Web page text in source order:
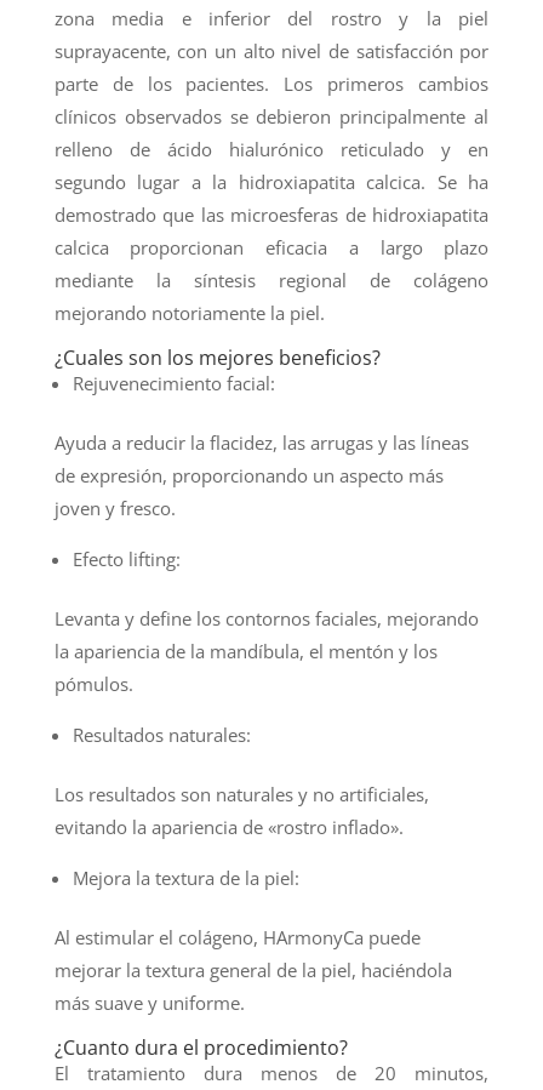
zona media e inferior del rostro y la piel
suprayacente, con un alto nivel de satisfacción por
parte de los pacientes. Los primeros cambios
clínicos observados se debieron principalmente al
relleno de ácido hialurónico reticulado y en
segundo lugar a la hidroxiapatita calcica. Se ha
demostrado que las microesferas de hidroxiapatita
calcica proporcionan eficacia a largo plazo
mediante la síntesis regional de colágeno
mejorando notoriamente la piel.
¿Cuales son los mejores beneficios?
Rejuvenecimiento facial:
Ayuda a reducir la flacidez, las arrugas y las líneas
de expresión, proporcionando un aspecto más
joven y fresco.
Efecto lifting:
Levanta y define los contornos faciales, mejorando
la apariencia de la mandíbula, el mentón y los
pómulos.
Resultados naturales:
Los resultados son naturales y no artificiales,
evitando la apariencia de «rostro inflado».
Mejora la textura de la piel:
Al estimular el colágeno, HArmonyCa puede
mejorar la textura general de la piel, haciéndola
más suave y uniforme.
¿Cuanto dura el procedimiento?
El tratamiento dura menos de 20 minutos,